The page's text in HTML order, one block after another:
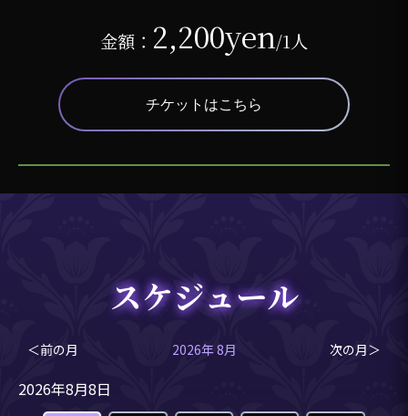
金額： 2,200yen/1人
チケットはこちら
スケジュール
＜前の月 2026年 8月 次の月＞
2026年8月8日